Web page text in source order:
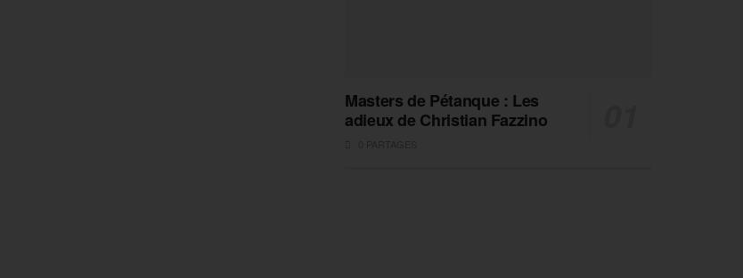
Masters de Pétanque : Les
adieux de Christian Fazzino